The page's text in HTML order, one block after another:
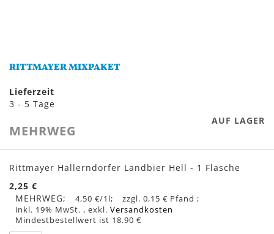
RITTMAYER MIXPAKET
Lieferzeit
3 - 5 Tage
MEHRWEG
AUF LAGER
Produkte
Artikel
Rittmayer Hallerndorfer Landbier Hell - 1 Flasche
2,25 €
MEHRWEG
4,50 €/1l
0,15 €
inkl. 19% MwSt. , exkl. Versandkosten
Mindestbestellwert ist 18.90 €
der
springen